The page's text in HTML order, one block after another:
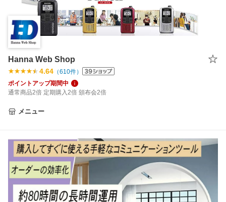
Hanna Web Shop
4.64 （610件）
ポイントアップ期間中
通常商品2倍 定期購入2倍 頒布会2倍
メニュー